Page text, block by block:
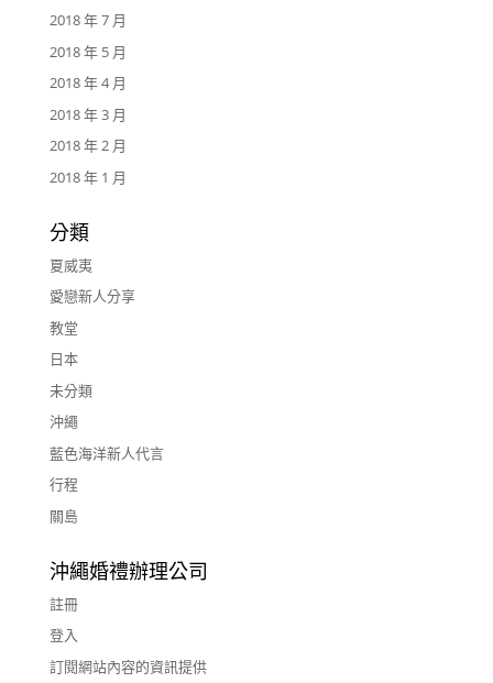
2018 年 7 月
2018 年 5 月
2018 年 4 月
2018 年 3 月
2018 年 2 月
2018 年 1 月
分類
夏威夷
愛戀新人分享
教堂
日本
未分類
沖繩
藍色海洋新人代言
行程
關島
沖繩婚禮辦理公司
註冊
登入
訂閱網站內容的資訊提供